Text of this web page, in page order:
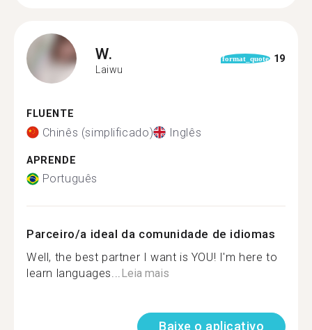
W.
Laiwu
format_quote 19
FLUENTE
Chinês (simplificado) Inglês
APRENDE
Português
Parceiro/a ideal da comunidade de idiomas
Well, the best partner I want is YOU! I'm here to
learn languages...Leia mais
Baixe o aplicativo